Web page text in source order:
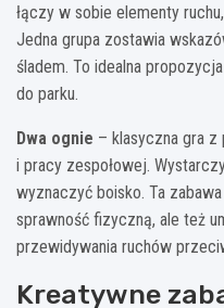
łączy w sobie elementy
Jedna grupa zostawia
śladem. To idealna
do parku.
Dwa ognie – klasyczna gra z
i pracy zespołowej.
wyznaczyć boisko. Ta
sprawność fizyczną, ale też
przewidywania ruchów
Kreatywne